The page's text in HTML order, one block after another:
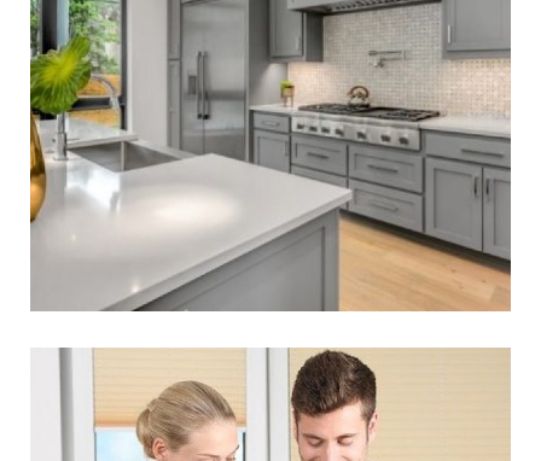
עושים את זה
שפים הם אנשי מקצועי יצירתיים מאד ולכן הם זקוקים
למרחב עבודה גדול ונוח. זו הסיבה שכאשר מתכננים
מטבחים לשפים מקדישים